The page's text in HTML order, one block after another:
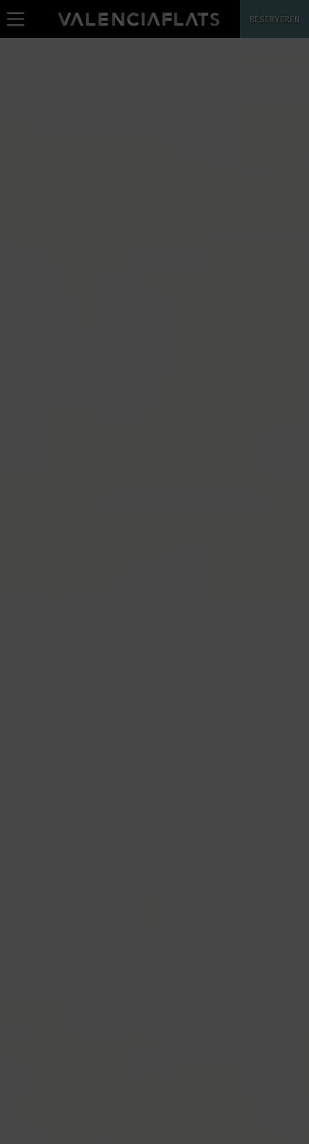
RESERVEREN